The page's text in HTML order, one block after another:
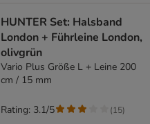
HUNTER Set: Halsband
London + Führleine London,
olivgrün
Vario Plus Größe L + Leine 200
cm / 15 mm
Rating: 3.1/5 (15)